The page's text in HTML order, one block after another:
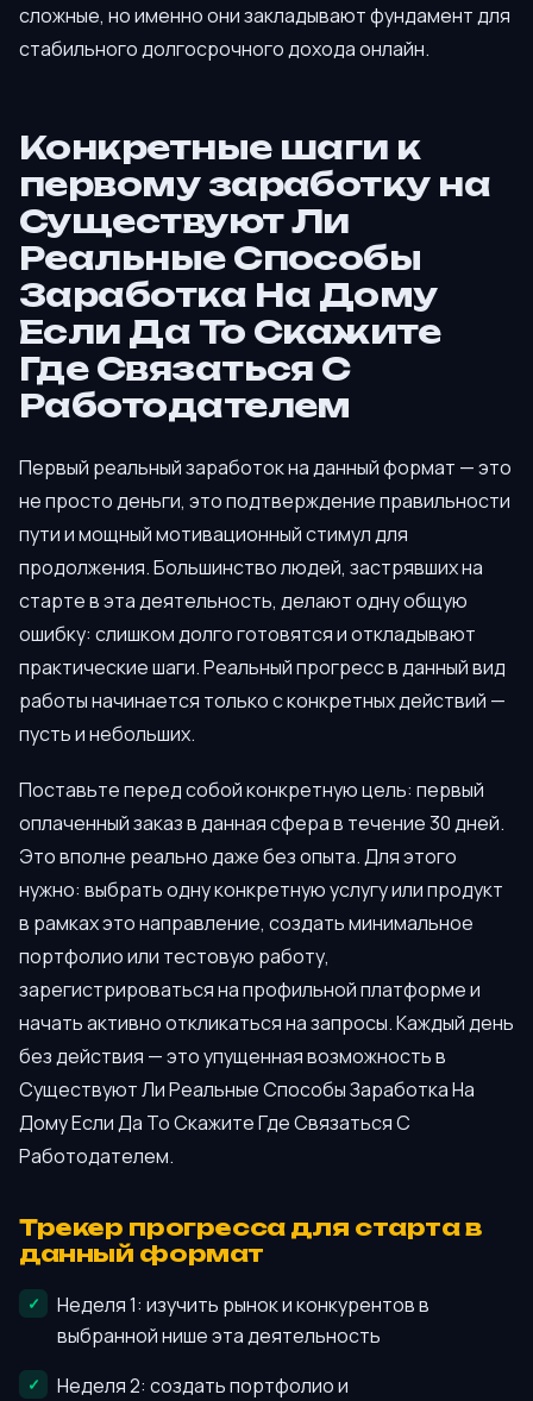
сложные, но именно они закладывают фундамент для
стабильного долгосрочного дохода онлайн.
Конкретные шаги к
первому заработку на
Существуют Ли
Реальные Способы
Заработка На Дому
Если Да То Скажите
Где Связаться С
Работодателем
Первый реальный заработок на данный формат — это
не просто деньги, это подтверждение правильности
пути и мощный мотивационный стимул для
продолжения. Большинство людей, застрявших на
старте в эта деятельность, делают одну общую
ошибку: слишком долго готовятся и откладывают
практические шаги. Реальный прогресс в данный вид
работы начинается только с конкретных действий —
пусть и небольших.
Поставьте перед собой конкретную цель: первый
оплаченный заказ в данная сфера в течение 30 дней.
Это вполне реально даже без опыта. Для этого
нужно: выбрать одну конкретную услугу или продукт
в рамках это направление, создать минимальное
портфолио или тестовую работу,
зарегистрироваться на профильной платформе и
начать активно откликаться на запросы. Каждый день
без действия — это упущенная возможность в
Существуют Ли Реальные Способы Заработка На
Дому Если Да То Скажите Где Связаться С
Работодателем.
Трекер прогресса для старта в
данный формат
Неделя 1: изучить рынок и конкурентов в
выбранной нише эта деятельность
Неделя 2: создать портфолио и